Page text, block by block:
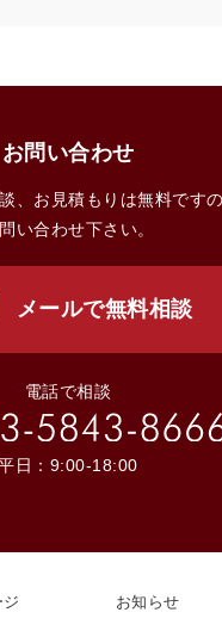
お問い合わせ
、お見積もりは無料です
い合わせ下さい。
メールで無料相談
電話で相談
日：9:00-18:00
ジ お知らせ